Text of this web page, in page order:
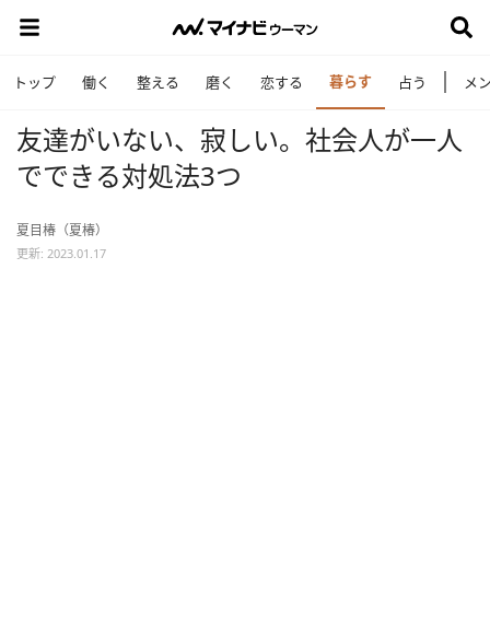
トップ 働く 整える 磨く 恋する 暮らす 占う メ
友達がいない、寂しい。社会人が一人
でできる対処法3つ
夏目椿（夏椿）
更新: 2023.01.17